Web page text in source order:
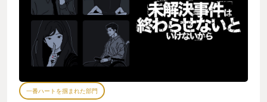
で捜査を進めていきます。 見た目はSNSのタイムラインのよう
ですが、操作感は、まるでボードに貼った付箋をああでもない
こうでもないと貼り変えるようでした。 今まで遊んだどのゲー
ムでも体験したことがなく、とても新鮮でした。 悩んだ結果証
言同士が繋がった瞬間は、「やっぱりな！」と納得したり「な
んでこうなった？」と困惑しました。 #見える真相、感じる人
ていた仮説との違和感に気づきます。 なぜなら、この事件の関
係者は全員「嘘」をついているからです。 そう聞くとすべての
一番ハートを掴まれた部門